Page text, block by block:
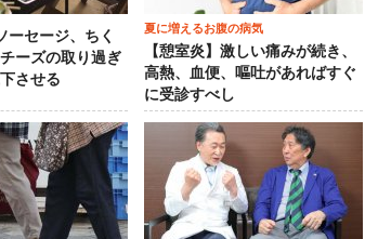
ーセージ、ちく
ーズの取り過ぎ
させる
夏に増えるお腹の病気
【憩室炎】激しい痛みが続き、
高熱、血便、嘔吐があればすぐ
に受診すべし